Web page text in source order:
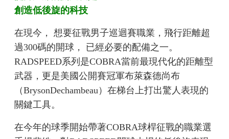
創造低後旋的科技
在現今， 想要征戰男子巡迴賽職業，飛行距離超
過300碼的開球， 已經必要的配備之一。
RADSPEED系列是COBRA當前最現代化的距離型
武器，更是美國公開賽冠軍布萊森德尚布
（BrysonDechambeau）在梯台上打出驚人表現的
關鍵工具。
在今年的球季開始帶著COBRA球桿征戰的職業選